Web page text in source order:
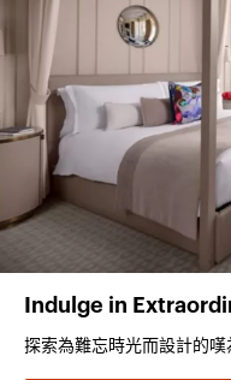
Indulge in
探索為難忘時光而設計的